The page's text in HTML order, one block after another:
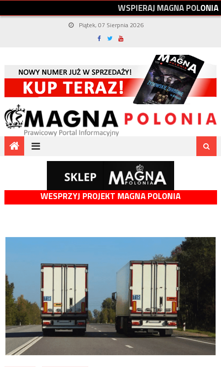
WSPIERAJMAGNAPOLONIA
Piątek, 07 Sierpnia 2026
WESPRZYJ PROJEKT MAGNA POLONIA